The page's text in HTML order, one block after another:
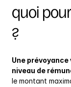
quoi
?
Une
niveau de
le montant